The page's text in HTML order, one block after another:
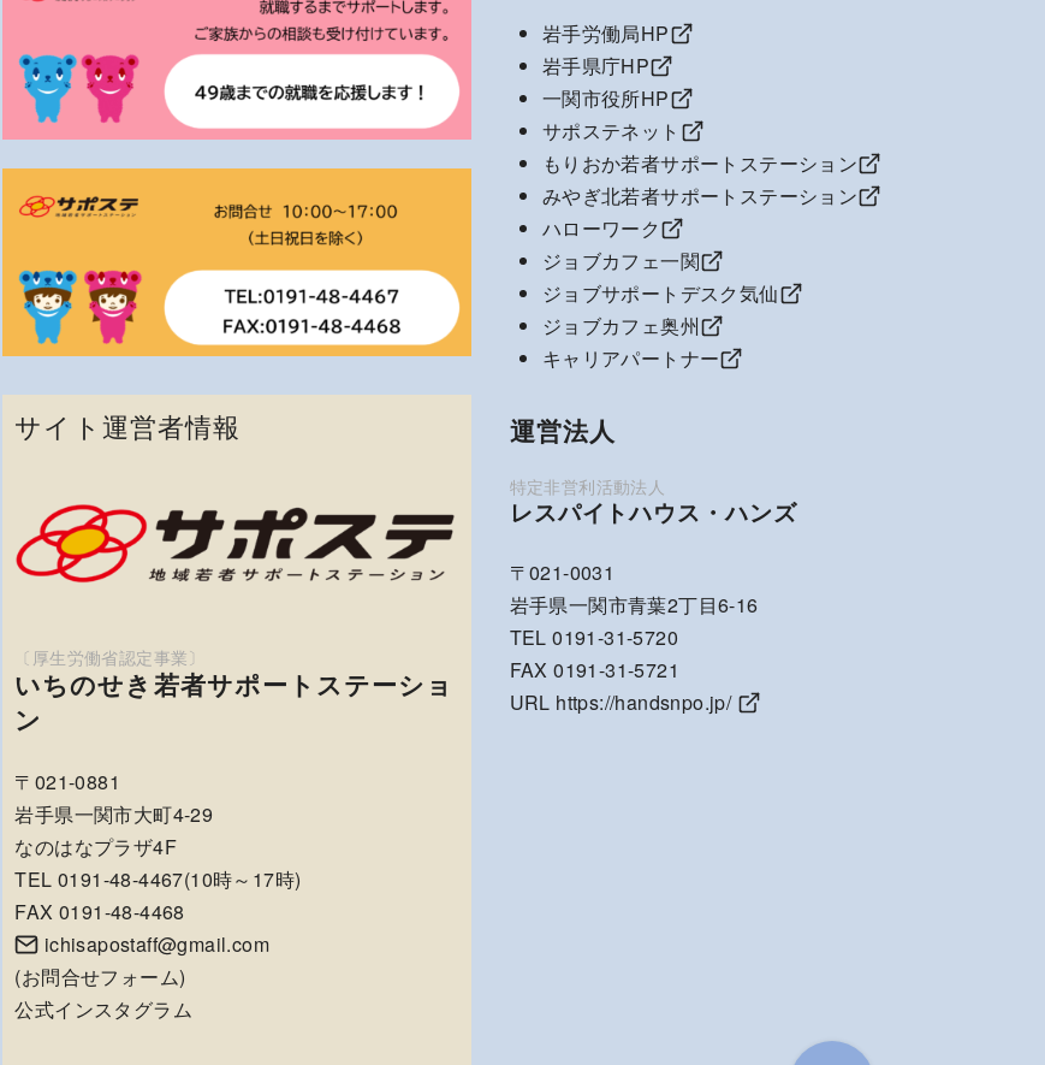
サイト運営者情報
いちのせき若者サポートステーショ
ン
〒021-0881
岩手県一関市大町4-29
なのはなプラザ4F
TEL 0191-48-4467(10時～17時)
FAX 0191-48-4468
ichisapostaff@gmail.com
(お問合せフォーム)
公式インスタグラム
岩手労働局HP
岩手県庁HP
一関市役所HP
サポステネット
もりおか若者サポートステーション
みやぎ北若者サポートステーション
ハローワーク
ジョブカフェ一関
ジョブサポートデスク気仙
ジョブカフェ奥州
キャリアパートナー
運営法人
レスパイトハウス・ハンズ
〒021-0031
岩手県一関市青葉2丁目6-16
TEL 0191-31-5720
FAX 0191-31-5721
URL https://handsnpo.jp/